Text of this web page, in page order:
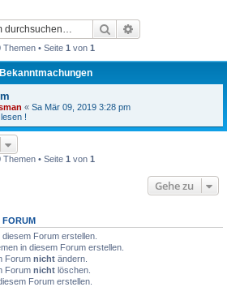
Suche
Themen • Seite 1 von 1
Bekanntmachungen
« Sa Mär 09, 2019 3:28 pm
!
Themen • Seite 1 von 1
Gehe zu
FORUM
Forum erstellen.
in diesem Forum erstellen.
Forum nicht ändern.
Forum nicht löschen.
Forum erstellen.